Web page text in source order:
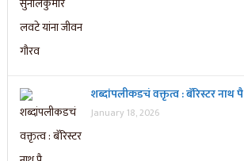
शब्दांपलीकडचं वक्तृत्व : बॅरिस्टर नाथ पै
January 18, 2026